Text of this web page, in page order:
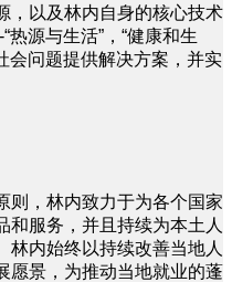
，以及林内自身的核心技术
源与生活”，“健康和生
会问题提供解决方案，并实
则，林内致力于为各个国家
和服务，并且持续为本土人
林内始终以持续改善当地人
愿景，为推动当地就业的蓬